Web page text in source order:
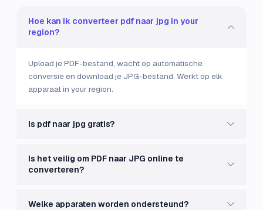
Hoe kan ik converteer pdf naar jpg in your
region?
Upload je PDF-bestand, wacht op automatische
conversie en download je JPG-bestand. Werkt op elk
apparaat in your region.
Is pdf naar jpg gratis?
Is het veilig om PDF naar JPG online te
converteren?
Welke apparaten worden ondersteund?